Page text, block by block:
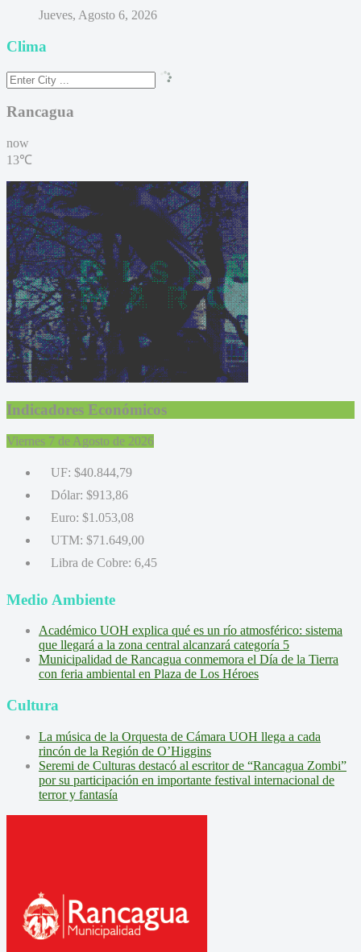
Jueves, Agosto 6, 2026
Clima
Rancagua
now
13℃
Indicadores Económicos
Viernes 7 de Agosto de 2026
UF: $40.844,79
Dólar: $913,86
Euro: $1.053,08
UTM: $71.649,00
Libra de Cobre: 6,45
Medio Ambiente
Académico UOH explica qué es un río atmosférico: sistema
que llegará a la zona central alcanzará categoría 5
Municipalidad de Rancagua conmemora el Día de la Tierra
con feria ambiental en Plaza de Los Héroes
Cultura
La música de la Orquesta de Cámara UOH llega a cada
rincón de la Región de O’Higgins
Seremi de Culturas destacó al escritor de “Rancagua Zombi”
por su participación en importante festival internacional de
terror y fantasía